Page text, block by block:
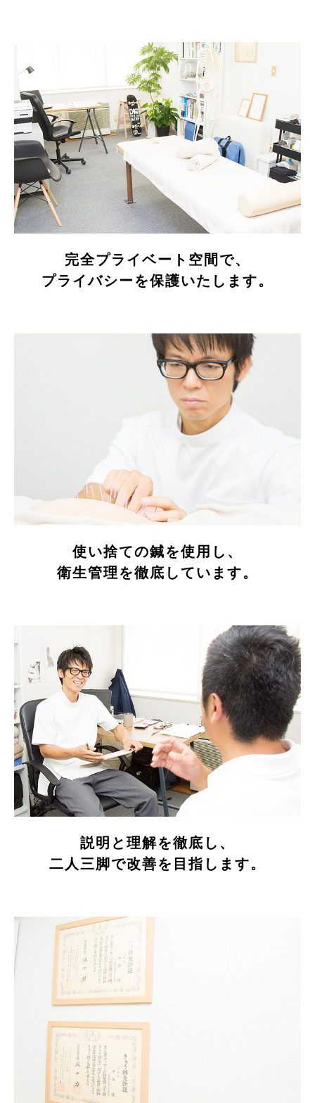
完全プライベート空間で、
プライバシーを保護いたします。
使い捨ての鍼を使用し、
衛生管理を徹底しています。
説明と理解を徹底し、
二人三脚で改善を目指します。